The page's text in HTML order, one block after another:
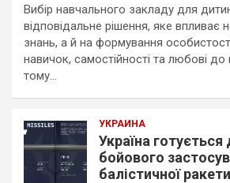
Вибір навчального закладу для
відповідальне рішення, яке впливає
знань, а й на формування
навичок, самостійності та любові
тому…
УКРАИНА
Україна
бойового
балістичної